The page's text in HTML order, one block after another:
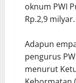
oknum PWI
Rp.2,9 milyar.
Adapun
pengurus
menurut